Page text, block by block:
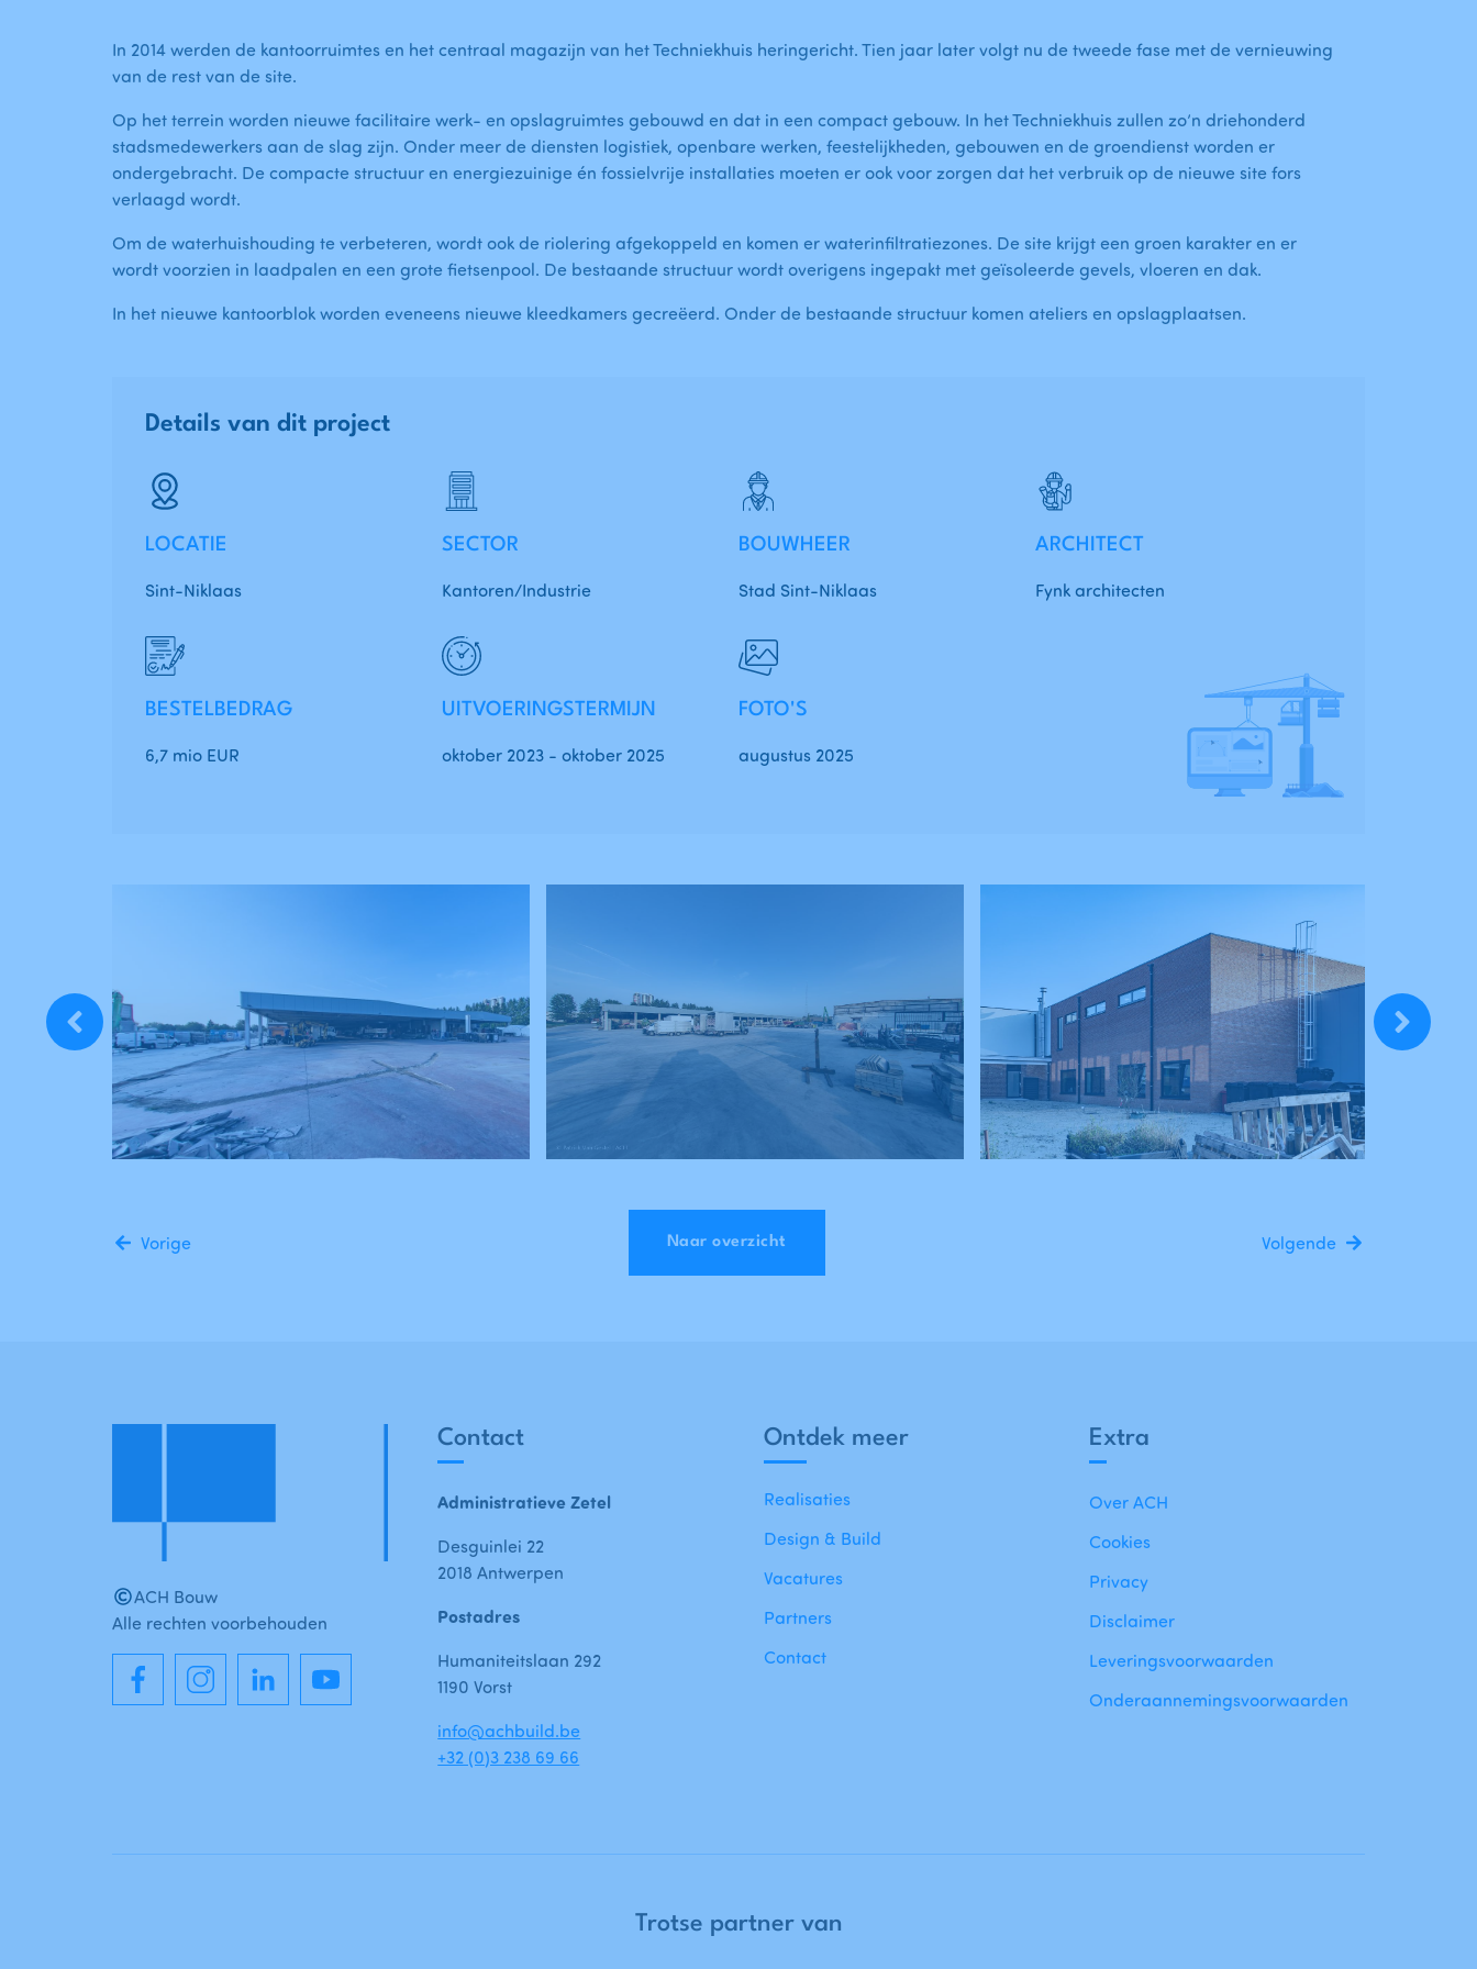
In 2014 werden de kantoorruimtes en het centraal magazijn van het Techniekhuis heringericht. Tien jaar later volgt nu de tweede fase met de vernieuwing
van de rest van de site.
Op het terrein worden nieuwe facilitaire werk- en opslagruimtes gebouwd en dat in een compact gebouw. In het Techniekhuis zullen zo’n driehonderd
stadsmedewerkers aan de slag zijn. Onder meer de diensten logistiek, openbare werken, feestelijkheden, gebouwen en de groendienst worden er
ondergebracht. De compacte structuur en energiezuinige én fossielvrije installaties moeten er ook voor zorgen dat het verbruik op de nieuwe site fors
verlaagd wordt.
Om de waterhuishouding te verbeteren, wordt ook de riolering afgekoppeld en komen er waterinfiltratiezones. De site krijgt een groen karakter en er
wordt voorzien in laadpalen en een grote fietsenpool. De bestaande structuur wordt overigens ingepakt met geïsoleerde gevels, vloeren en dak.
In het nieuwe kantoorblok worden eveneens nieuwe kleedkamers gecreëerd. Onder de bestaande structuur komen ateliers en opslagplaatsen.
LOCATIE
Sint-Niklaas
SECTOR
Kantoren/Industrie
BOUWHEER
Stad Sint-Niklaas
ARCHITECT
Fynk architecten
BESTELBEDRAG
6,7 mio EUR
UITVOERINGSTERMIJN
oktober 2023 - oktober 2025
FOTO'S
augustus 2025
Details van dit project
Vorige Naar overzicht Volgende
Extra
Over ACH
Cookies
Privacy
Disclaimer
Leveringsvoorwaarden
Onderaannemingsvoorwaarden
Ontdek meer
Realisaties
Design & Build
Vacatures
Partners
Contact
Contact
Administratieve Zetel
Desguinlei 22
2018 Antwerpen
Postadres
Humaniteitslaan 292
1190 Vorst
info@achbuild.be
+32 (0)3 238 69 66
ACH Bouw
Alle rechten voorbehouden
Trotse partnervan